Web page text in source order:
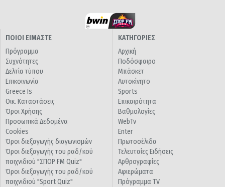
ΠΟΙΟΙ ΕΙΜΑΣΤΕ
Πρόγραμμα
Συχνότητες
Δελτία τύπου
Επικοινωνία
Greece Is
Οικ. Καταστάσεις
Όροι Χρήσης
Προσωπικά Δεδομένα
Cookies
Όροι διεξαγωγής διαγωνισμών
Όροι διεξαγωγής του ραδ/κού
παιχνιδιού "ΣΠΟΡ FM Quiz"
Όροι διεξαγωγής του ραδ/κού
παιχνιδιού "Sport Quiz"
ΚΑΤΗΓΟΡΙΕΣ
Αρχική
Ποδόσφαιρο
Μπάσκετ
Αυτοκίνητο
Sports
Επικαιρότητα
Βαθμολογίες
WebTv
Enter
Πρωτοσέλιδα
Τελευταίες Ειδήσεις
Αρθρογραφίες
Αφιερώματα
Πρόγραμμα TV